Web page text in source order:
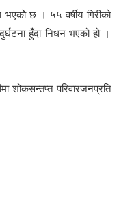
भएकोे छ । ५५ वर्षीय गिरीको
हुँदा निधन भएको हो ।
शोकसन्तप्त परिवारजनप्रति